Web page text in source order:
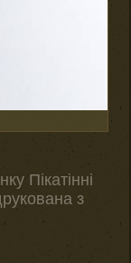
Пікатінні
з